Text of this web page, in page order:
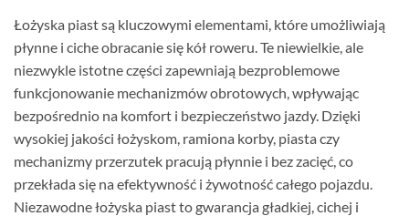
Łożyska piast są kluczowymi elementami, które umożliwiają
płynne i ciche obracanie się kół roweru. Te niewielkie, ale
niezwykle istotne części zapewniają bezproblemowe
funkcjonowanie mechanizmów obrotowych, wpływając
bezpośrednio na komfort i bezpieczeństwo jazdy. Dzięki
wysokiej jakości łożyskom, ramiona korby, piasta czy
mechanizmy przerzutek pracują płynnie i bez zacięć, co
przekłada się na efektywność i żywotność całego pojazdu.
Niezawodne łożyska piast to gwarancja gładkiej, cichej i